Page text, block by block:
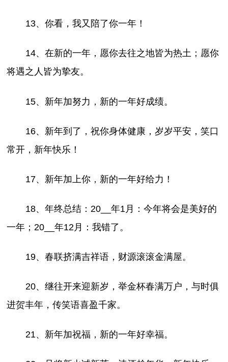
13、你看，我又陪了你一年！
14、在新的一年，愿你去往之地皆为热土；愿你
将遇之人皆为挚友。
15、新年加努力，新的一年好成绩。
16、新年到了，祝你身体健康，岁岁平安，笑口
常开，新年快乐！
17、新年加上你，新的一年好给力！
18、年终总结：20__年1月：今年将会是美好的
一年；20__年12月：我错了。
19、春联挤满吉祥语，财源滚滚金满屋。
20、继往开来迎新岁，举金杯春满万户，与时俱
进贺丰年，传笑语喜盈千家。
21、新年加祝福，新的一年好幸福。